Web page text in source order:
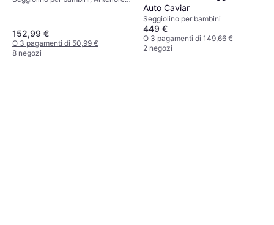
152,99 €
O 3 pagamenti di 50,99 €
8 negozi
Auto Caviar
Seggiolino per bambini
449 €
O 3 pagamenti di 149,66 €
2 negozi